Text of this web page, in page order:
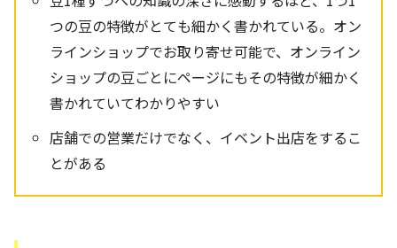
つの豆の特徴がとても細かく書かれている。オン
ラインショップでお取り寄せ可能で、オンライン
ショップの豆ごとにページにもその特徴が細かく
書かれていてわかりやすい
店舗での営業だけでなく、イベント出店をするこ
とがある